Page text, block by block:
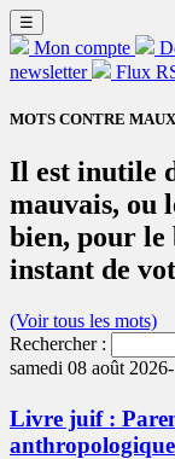
☰
Mon compte
newsletter
Flux
MOTS CONTRE
Il est inutile
mauvais, ou
bien, pour le
instant de
(Voir tous les mots)
Rechercher :
samedi 08 août 2026-
Livre juif :
anthropologique